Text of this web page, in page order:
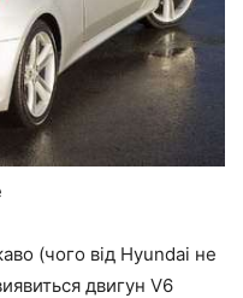
(чого від Hyundai не
двигун V6